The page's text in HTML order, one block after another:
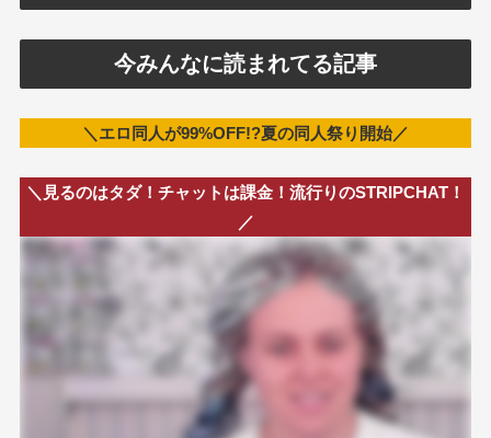
今みんなに読まれてる記事
＼エロ同人が99%OFF!?夏の同人祭り開始／
＼見るのはタダ！チャットは課金！流行りのSTRIPCHAT！
／